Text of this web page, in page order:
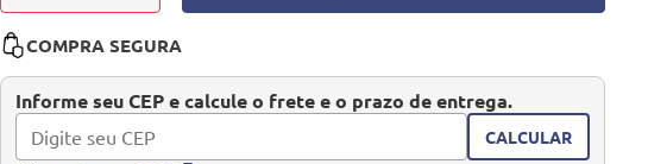
COMPRA SEGURA
Informe seu CEP e calcule o frete e o prazo de entrega.
CALCULAR